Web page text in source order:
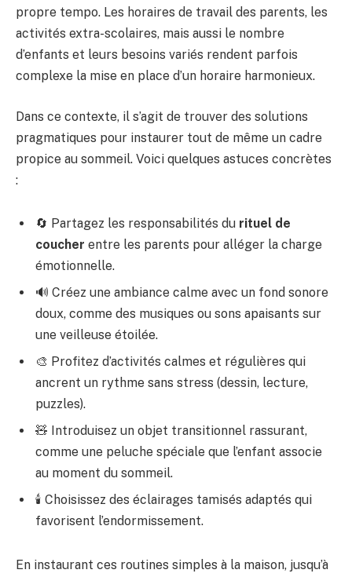
propre tempo. Les horaires de travail des parents, les
activités extra-scolaires, mais aussi le nombre
d’enfants et leurs besoins variés rendent parfois
complexe la mise en place d’un horaire harmonieux.
Dans ce contexte, il s’agit de trouver des solutions
pragmatiques pour instaurer tout de même un cadre
propice au sommeil. Voici quelques astuces concrètes
:
🔄 Partagez les responsabilités du rituel de
coucher entre les parents pour alléger la charge
émotionnelle.
🔊 Créez une ambiance calme avec un fond sonore
doux, comme des musiques ou sons apaisants sur
une veilleuse étoilée.
🎨 Profitez d’activités calmes et régulières qui
ancrent un rythme sans stress (dessin, lecture,
puzzles).
🧸 Introduisez un objet transitionnel rassurant,
comme une peluche spéciale que l’enfant associe
au moment du sommeil.
🕯️ Choisissez des éclairages tamisés adaptés qui
favorisent l’endormissement.
En instaurant ces routines simples à la maison, jusqu’à